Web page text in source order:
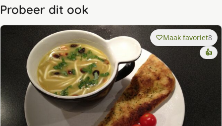
Probeer dit ook
Maak favoriet8
👍